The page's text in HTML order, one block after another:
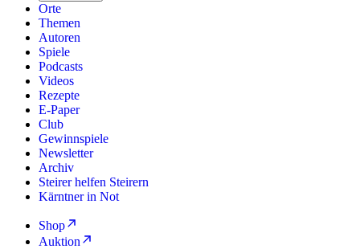
Orte
Themen
Autoren
Spiele
Podcasts
Videos
Rezepte
E-Paper
Club
Gewinnspiele
Newsletter
Archiv
Steirer helfen Steirern
Kärntner in Not
Shop
Auktion